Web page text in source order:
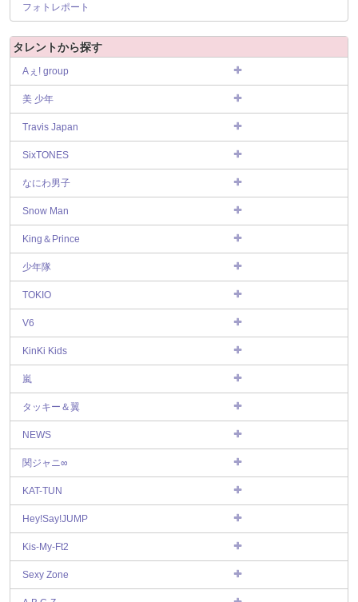
フォトレポート
タレントから探す
Aぇ! group
美 少年
Travis Japan
SixTONES
なにわ男子
Snow Man
King＆Prince
少年隊
TOKIO
V6
KinKi Kids
嵐
タッキー＆翼
NEWS
関ジャニ∞
KAT-TUN
Hey!Say!JUMP
Kis-My-Ft2
Sexy Zone